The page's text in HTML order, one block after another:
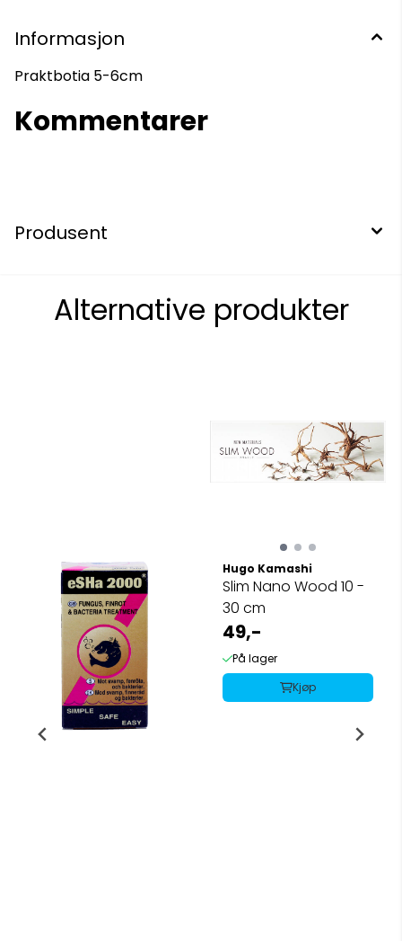
Informasjon
Praktbotia 5-6cm
Kommentarer
Produsent
Alternative produkter
Hugo Kamashi
Slim Nano Wood 10 -
30 cm
49,-
På lager
Kjøp